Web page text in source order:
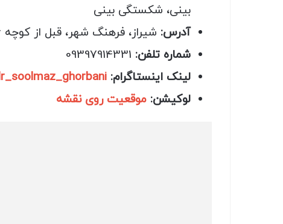
بینی، شکستگی بینی
آدرس: شیراز، فرهنگ شهر، قبل از کوچه 36، ساختمان طبیعت، طبقه 3، کلینیک زیباکس
شماره تلفن: 09397914331
لینک اینستاگرام:
لوکیشن: موقعیت روی نقشه